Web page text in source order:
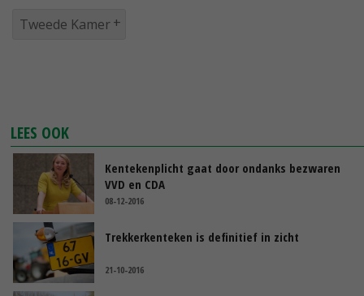
Tweede Kamer
LEES OOK
Kentekenplicht gaat door ondanks bezwaren
VVD en CDA
08-12-2016
Trekkerkenteken is definitief in zicht
21-10-2016